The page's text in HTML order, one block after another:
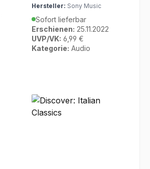
Hersteller: Sony Music
Sofort lieferbar
Erschienen: 25.11.2022
UVP/VK: 6,99 €
Kategorie: Audio